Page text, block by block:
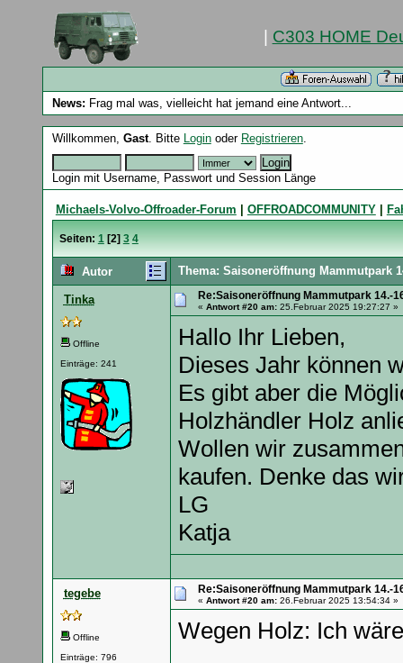
C303 HOME
News: Frag mal was, vielleicht hat jemand eine Antwort...
Willkommen, Gast. Bitte Loginoder Registrieren.
Login mit Username, Passwort und Session Länge
Michaels-Volvo-Offroader-Forum OFFROADCOMMUNITY|
Seiten: 1[2] 3 4
Autor Thema: Saisoneröffnung Mammutpark
Tinka
Offline
Einträge: 241
Re:Saisoneröffnung Mammutpark 14.-
« Antwort #20 am:25.Februar 2025 19:27:27 »
Hallo Ihr Lieben,
Dieses Jahr können
Es gibt aber die
Holzhändler Holz
Wollen wir
kaufen. Denke das
LG
Katja
tegebe
Offline
Einträge: 796
Re:Saisoneröffnung Mammutpark 14.-
« Antwort #20 am:26.Februar 2025 13:54:34 »
Wegen Holz: Ich